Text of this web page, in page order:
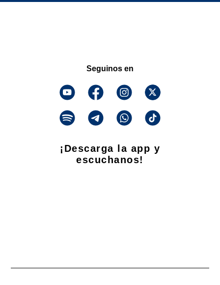
Seguinos en
¡Descarga la app y
escuchanos!